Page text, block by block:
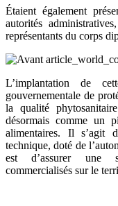
Étaient également
autorités
représentants du corps
L’implantation de
gouvernementale de
la qualité
désormais comme un
alimentaires. Il s’agit
technique, doté de
est d’assurer une
commercialisés sur le